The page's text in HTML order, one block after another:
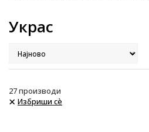
Украс
27производи
Избриши сè